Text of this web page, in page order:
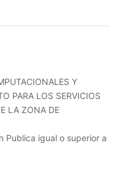
Y
PARA LOS SERVICIOS
LA ZONA DE
Publica igual o superior a